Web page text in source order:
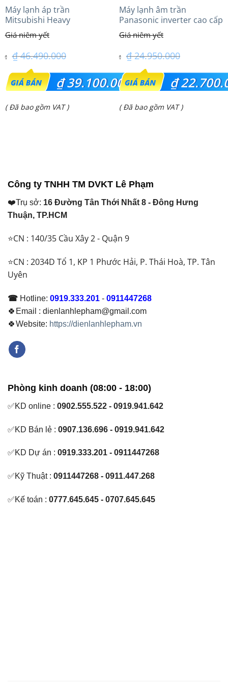
Máy lạnh áp trần
Mitsubishi Heavy
FDE100VG (4.0Hp) Cao cấp
– 1 Pha
₫46.490.000
Giá
gốc
là:
₫39.100.000
Giá
( Đã bao gồm VAT )
Máy lạnh âm trần
Panasonic inverter cao cấp
(2.0 Hp) S-1821PU3HA/U-
18PRH1H5
₫24.950.000
Giá
gốc
là:
₫
Giá
( Đã bao gồm VAT )
Công ty TNHH TM DVKT Lê Phạm
❤️Trụ sở: 16 Đường Tân Thới Nhất 8 - Đông Hưng
Thuận, TP.HCM
⭐CN : 140/35 Cầu Xây 2 - Quận 9
⭐CN : 2034D Tổ 1, KP 1 Phước Hải, P. Thái Hoà, TP. Tân
Uyên
☎ Hotline: 0919.333.201 - 0911447268
🍀Email : dienlanhlepham@gmail.com
🍀Website: https://dienlanhlepham.vn
Phòng kinh doanh (08:00 - 18:00)
✅KD online : 0902.555.522 - 0919.941.642
✅KD Bán lẻ : 0907.136.696 - 0919.941.642
✅KD Dự án : 0919.333.201 - 0911447268
✅Kỹ Thuật : 0911447268 - 0911.447.268
✅Kế toán : 0777.645.645 - 0707.645.645